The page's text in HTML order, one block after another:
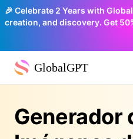
🎉 Celebrate 2 Years with
creation, and discovery. Get
GlobalGPT
Generador